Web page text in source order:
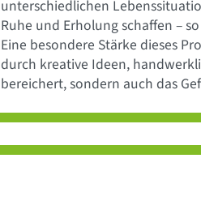
unterschiedlichen
Ruhe und Erholung schaffen –
Eine besondere Stärke dieses
durch kreative Ideen,
bereichert, sondern auch das